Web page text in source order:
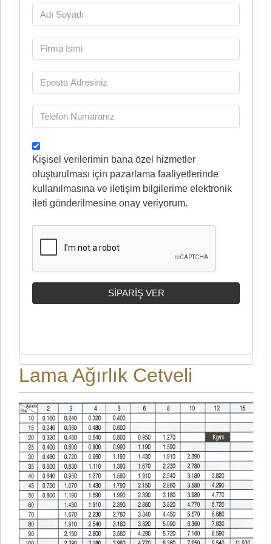
Kişisel verilerimin bana özel hizmetler
oluşturulması için pazarlama faaliyetlerinde
kullanılmasına ve iletişim bilgilerime elektronik
ileti gönderilmesine onay veriyorum.
Lama Ağırlık Cetveli